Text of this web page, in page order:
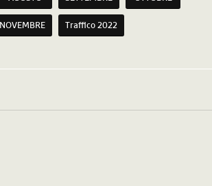
NOVEMBRE Traffico 2022